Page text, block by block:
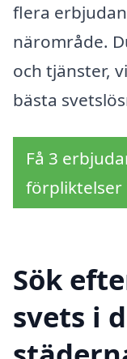
flera
närområde.
och tjänster,
bästa
Få 3
förpliktelser
Sök
svets i